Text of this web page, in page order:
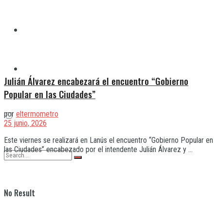
No Result
Julián Álvarez encabezará el encuentro “Gobierno
Popular en las Ciudades”
por eltermometro
25 junio, 2026
Este viernes se realizará en Lanús el encuentro “Gobierno Popular en
las Ciudades” encabezado por el intendente Julián Álvarez y ...